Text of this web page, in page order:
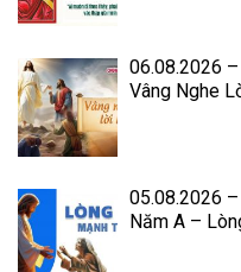
06.08.2026 –
Vâng Nghe
05.08.2026
Năm A –